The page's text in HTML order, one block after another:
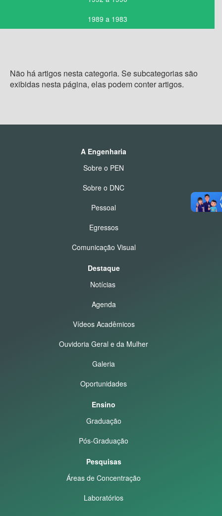
1989 a 1983
Não há artigos nesta categoria. Se subcategorias são
exibidas nesta página, elas podem conter artigos.
A Engenharia
Sobre o PEN
Sobre o DNC
Pessoal
Egressos
Comunicação Visual
Destaque
Notícias
Agenda
Vídeos Acadêmicos
Ouvidoria Geral e da Mulher
Galeria
Oportunidades
Ensino
Graduação
Pós-Graduação
Pesquisas
Áreas de Concentração
Laboratórios